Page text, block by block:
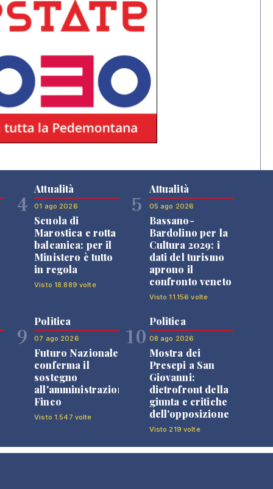
4
Attualità
01 ago 2026
Scuola di
Marostica e rotta
balcanica: per il
Ministero è tutto
in regola
Visto 18.889 volte
5
Attualità
05 ago 2026
Bassano-
Bardolino per la
Cultura 2029: i
dati del turismo
aprono il
confronto veneto
Visto 11.156 volte
9
Politica
07 ago 2026
Futuro Nazionale
conferma il
sostegno
all'amministrazione
Finco
Visto 1.547 volte
10
Politica
08 ago 2026
Mostra dei
Presepi a San
Giovanni:
dietrofront della
giunta e critiche
dell'opposizione
Visto 219 volte